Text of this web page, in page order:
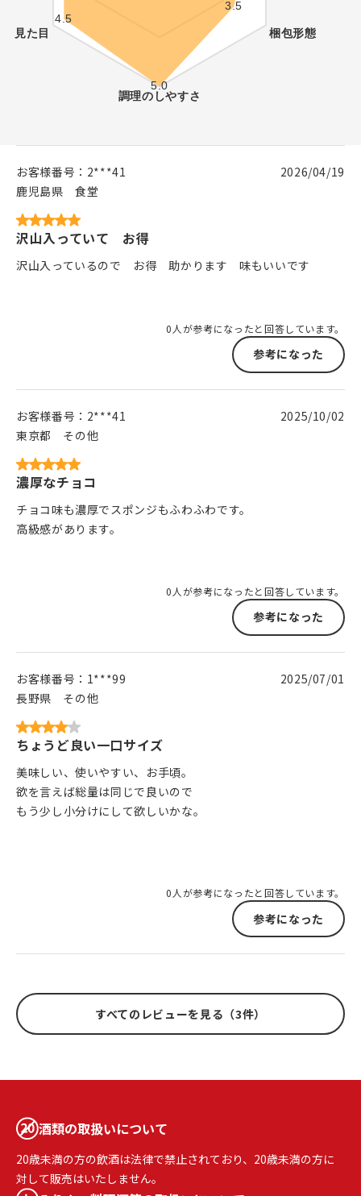
お客様番号： 2***41
鹿児島県
食堂
2026/04/19
沢山入っていて お得
沢山入っているので お得 助かります 味もいいです
0人が参考になったと回答しています。
参考になった
お客様番号： 2***41
東京都
その他
2025/10/02
濃厚なチョコ
チョコ味も濃厚でスポンジもふわふわです。
高級感があります。
0人が参考になったと回答しています。
参考になった
お客様番号： 1***99
長野県
その他
2025/07/01
ちょうど良い一口サイズ
美味しい、使いやすい、お手頃。
欲を言えば総量は同じで良いので
もう少し小分けにして欲しいかな。
0人が参考になったと回答しています。
参考になった
すべてのレビューを見る（3件）
酒類の取扱いについて
20歳未満の方の飲酒は法律で禁止されており、20歳未満の方に
対して販売はいたしません。